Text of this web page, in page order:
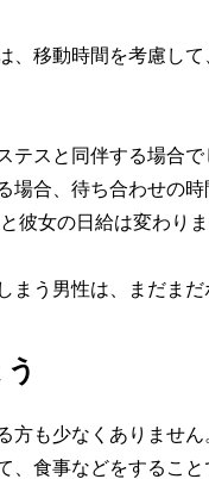
移動時間を考慮し
スと同伴する場合
場合、待ち合わせの
彼女の日給は変わりま
う男性は、まだまだ
も少なくありませ
、食事などをするこ